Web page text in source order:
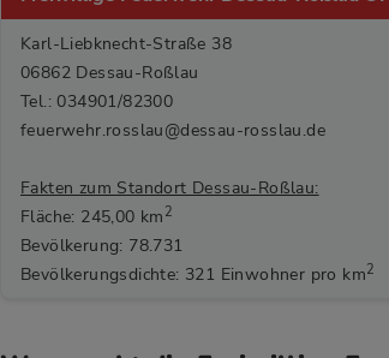
Karl-Liebknecht-Straße 38
06862 Dessau-Roßlau
Tel.: 034901/82300
feuerwehr.rosslau@dessau-rosslau.de
Fakten zum Standort Dessau-Roßlau:
Fläche: 245,00 km 2
Bevölkerung: 78.731
Bevölkerungsdichte: 321 Einwohner pro km2